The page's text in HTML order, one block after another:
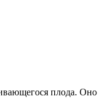
плода. Оно